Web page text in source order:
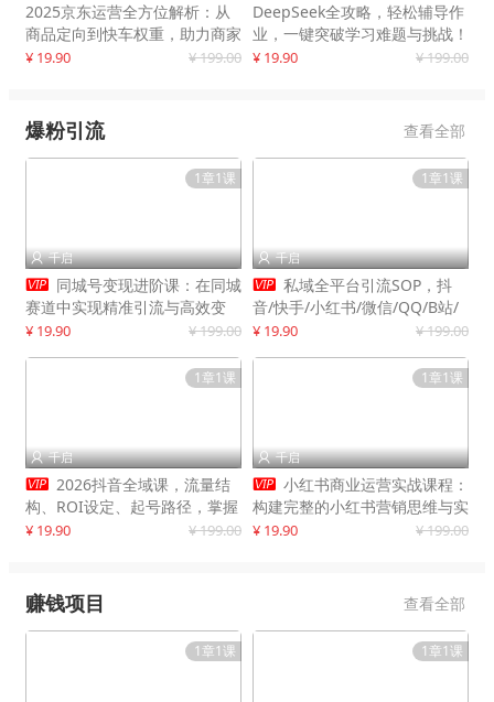
2025京东运营全方位解析：从
商品定向到快车权重，助力商家
打造爆款商品
¥ 19.90 ¥ 199.00
DeepSeek全攻略，轻松辅导作
业，一键突破学习难题与挑战！
¥ 19.90 ¥ 199.00
爆粉引流 查看全部
1章1课
 千启
 同城号变现进阶课：在同城
赛道中实现精准引流与高效变
现，单店月引流成交额提升50%
¥ 19.90 ¥ 199.00
1章1课
 千启
 私域全平台引流SOP，抖
音/快手/小红书/微信/QQ/B站/
闲鱼等，技术合集，高效转化公
¥ 19.90 ¥ 199.00
1章1课
 千启
 2026抖音全域课，流量结
构、ROI设定、起号路径，掌握
平台新规下利润最大化
¥ 19.90 ¥ 199.00
1章1课
 千启
 小红书商业运营实战课程：
构建完整的小红书营销思维与实
战能力，案例店铺月销破百万！
¥ 19.90 ¥ 199.00
赚钱项目 查看全部
1章1课 1章1课